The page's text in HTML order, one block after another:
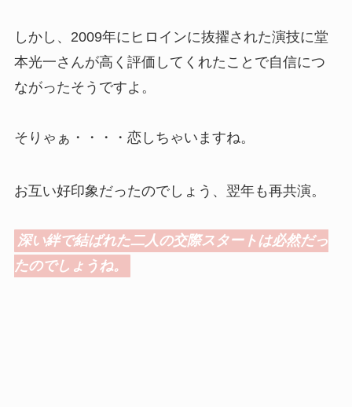
しかし、2009年にヒロインに抜擢された演技に堂
本光一さんが高く評価してくれたことで自信につ
ながったそうですよ。
そりゃぁ・・・・恋しちゃいますね。
お互い好印象だったのでしょう、翌年も再共演。
深い絆で結ばれた二人の交際スタートは必然だっ
たのでしょうね。